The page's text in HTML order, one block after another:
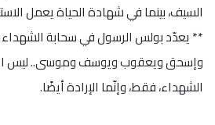
السيف، بينما في شهادة الحياة يعمل
** يعدّد بولس الرسول في سحابة الشهداء
وإسحق ويعقوب ويوسف وموسى.. ليس
الشهداء، فقط، وإنّما الإرادة أيضًا.